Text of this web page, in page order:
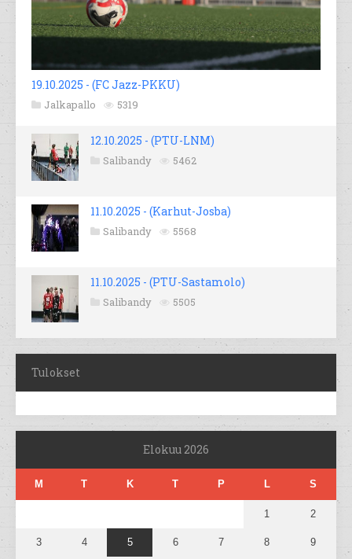
19.10.2025 - (FC Jazz-PKKU)
Jalkapallo 5319
12.10.2025 - (PTU-LNM)
Salibandy 5462
11.10.2025 - (Karhut-Josba)
Salibandy 5568
11.10.2025 - (PTU-Sastamolo)
Salibandy 5505
Tulokset
Elokuu 2026
M T K T P L S
1 2
3 4 5 6 7 8 9